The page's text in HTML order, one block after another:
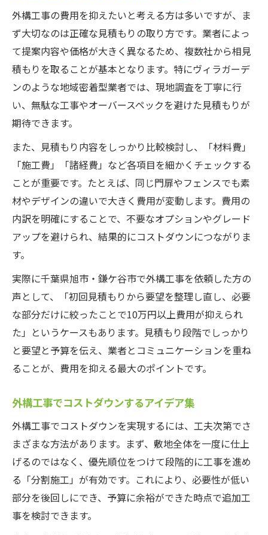
外構工事の費用を抑えたいと考える方は多いですが、ま
ず大切なのは正確な見積もりの取り方です。業者によっ
て提案内容や価格が大きく異なるため、複数社から相見
積もりを取ることが基本となります。特にヴィラガーデ
ンのような地域密着型業者では、現地調査を丁寧に行
い、無駄な工事やオーバースペックを避けた見積もりが
期待できます。
また、見積もり内容をしっかり比較検討し、「材料費」
「施工費」「諸経費」など各項目を細かくチェックする
ことが重要です。たとえば、同じ門扉やフェンスでも素
材やデザインの違いで大きく費用が変動します。費用の
内訳を明確にすることで、不要なオプションやグレード
アップを避けられ、結果的にコストダウンにつながりま
す。
実際に千葉県旭市・鎌ケ谷市で外構工事を依頼した方の
声として、「初回見積もりから要望を整理し直し、必要
な部分だけに絞ったことで10万円以上費用が抑えられ
た」というケースもあります。見積もり段階でしっかり
と要望と予算を伝え、業者とコミュニケーションを重ね
ることが、費用を抑える最大のポイントです。
外構工事でコストダウンするアイデア集
外構工事でコストダウンを実現するには、工夫次第でさ
まざまな方法があります。まず、敷地全体を一度に仕上
げるのではなく、優先順位をつけて段階的に工事を進め
る「分割施工」が有効です。これにより、必要性が低い
部分を後回しにでき、予算に余裕ができた時点で追加工
事を検討できます。